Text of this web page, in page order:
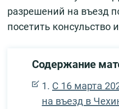
разрешений на въезд
посетить консульство
Содержание
С 16 марта
на въезд в